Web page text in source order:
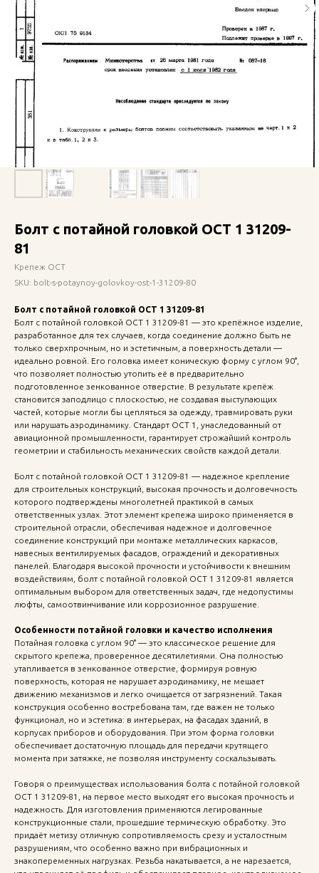
Болт с потайной головкой ОСТ 1 31209-
81
Крепеж ОСТ
SKU: bolt-s-potaynoy-golovkoy-ost-1-31209-80
Болт с потайной головкой ОСТ 1 31209-81
Болт с потайной головкой ОСТ 1 31209-81 — это крепёжное изделие,
разработанное для тех случаев, когда соединение должно быть не
только сверхпрочным, но и эстетичным, а поверхность детали —
идеально ровной. Его головка имеет коническую форму с углом 90°,
что позволяет полностью утопить её в предварительно
подготовленное зенкованное отверстие. В результате крепёж
становится заподлицо с плоскостью, не создавая выступающих
частей, которые могли бы цепляться за одежду, травмировать руки
или нарушать аэродинамику. Стандарт ОСТ 1, унаследованный от
авиационной промышленности, гарантирует строжайший контроль
геометрии и стабильность механических свойств каждой детали.
Болт с потайной головкой ОСТ 1 31209-81 — надежное крепление
для строительных конструкций, высокая прочность и долговечность
которого подтверждены многолетней практикой в самых
ответственных узлах. Этот элемент крепежа широко применяется в
строительной отрасли, обеспечивая надежное и долговечное
соединение конструкций при монтаже металлических каркасов,
навесных вентилируемых фасадов, ограждений и декоративных
панелей. Благодаря высокой прочности и устойчивости к внешним
воздействиям, болт с потайной головкой ОСТ 1 31209-81 является
оптимальным выбором для ответственных задач, где недопустимы
люфты, самоотвинчивание или коррозионное разрушение.
Особенности потайной головки и качество исполнения
Потайная головка с углом 90° — это классическое решение для
скрытого крепежа, проверенное десятилетиями. Она полностью
утапливается в зенкованное отверстие, формируя ровную
поверхность, которая не нарушает аэродинамику, не мешает
движению механизмов и легко очищается от загрязнений. Такая
конструкция особенно востребована там, где важен не только
функционал, но и эстетика: в интерьерах, на фасадах зданий, в
корпусах приборов и оборудования. При этом форма головки
обеспечивает достаточную площадь для передачи крутящего
момента при затяжке, не позволяя инструменту соскальзывать.
Говоря о преимуществах использования болта с потайной головкой
ОСТ 1 31209-81, на первое место выходят его высокая прочность и
надежность. Для изготовления применяются легированные
конструкционные стали, прошедшие термическую обработку. Это
придаёт метизу отличную сопротивляемость срезу и усталостным
разрушениям, что особенно важно при вибрационных и
знакопеременных нагрузках. Резьба накатывается, а не нарезается,